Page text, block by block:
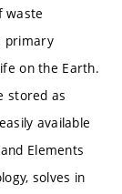
waste
primary
on the Earth.
stored as
available
Elements
solves in